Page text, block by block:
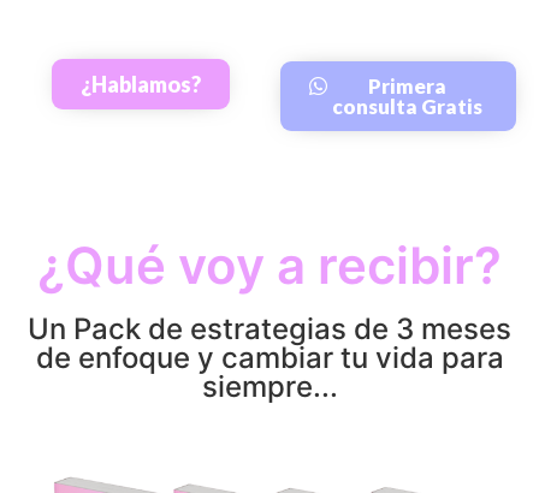
¿Hablamos?
Primera
consulta Gratis
¿Qué voy a recibir?
Un Pack de estrategias de 3 meses
de enfoque y cambiar tu vida para
siempre...